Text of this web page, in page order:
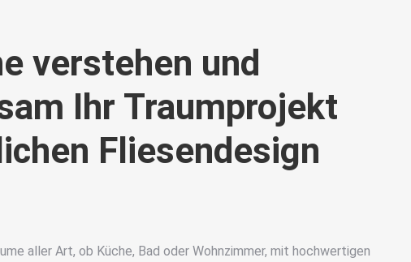
verstehen und
Ihr Traumprojekt
Fliesendesign
aller Art, ob Küche, Bad oder Wohnzimmer, mit hochwertigen